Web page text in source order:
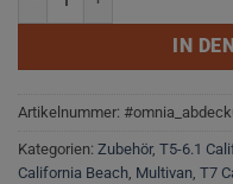
9,90 €IN
Artikelnummer:
Kategorien: Zubehör, T5-6.1
California Beach, Multivan, T7